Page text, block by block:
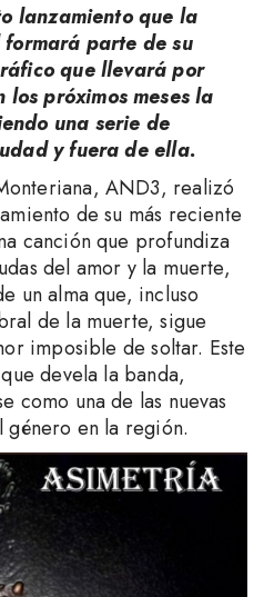
lanzamiento que la
parte de su
que llevará por
los próximos meses la
una serie de
y fuera de ella.
AND3, realizó
de su más reciente
canción que profundiza
del amor y la muerte,
un alma que, incluso
de la muerte, sigue
imposible de soltar. Este
devela la banda,
como una de las nuevas
género en la región.